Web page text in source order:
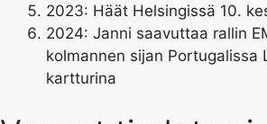
2023: Häät Helsingissä 10.
2024: Janni saavuttaa rallin
kolmannen sijan Portugalissa
kartturina